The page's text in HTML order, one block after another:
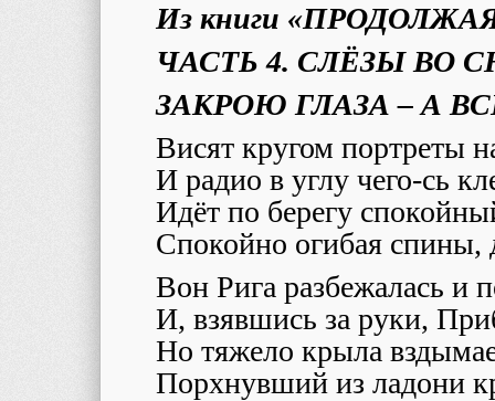
Из книги
ЧАСТЬ 4. СЛЁЗЫ ВО
ЗАКРОЮ ГЛАЗА – А
Висят кругом портреты
И радио в углу чего-сь
Идёт по берегу
Спокойно огибая
Вон Рига разбежалась и
И, взявшись за руки,
Но тяжело крыла
Порхнувший из ладони